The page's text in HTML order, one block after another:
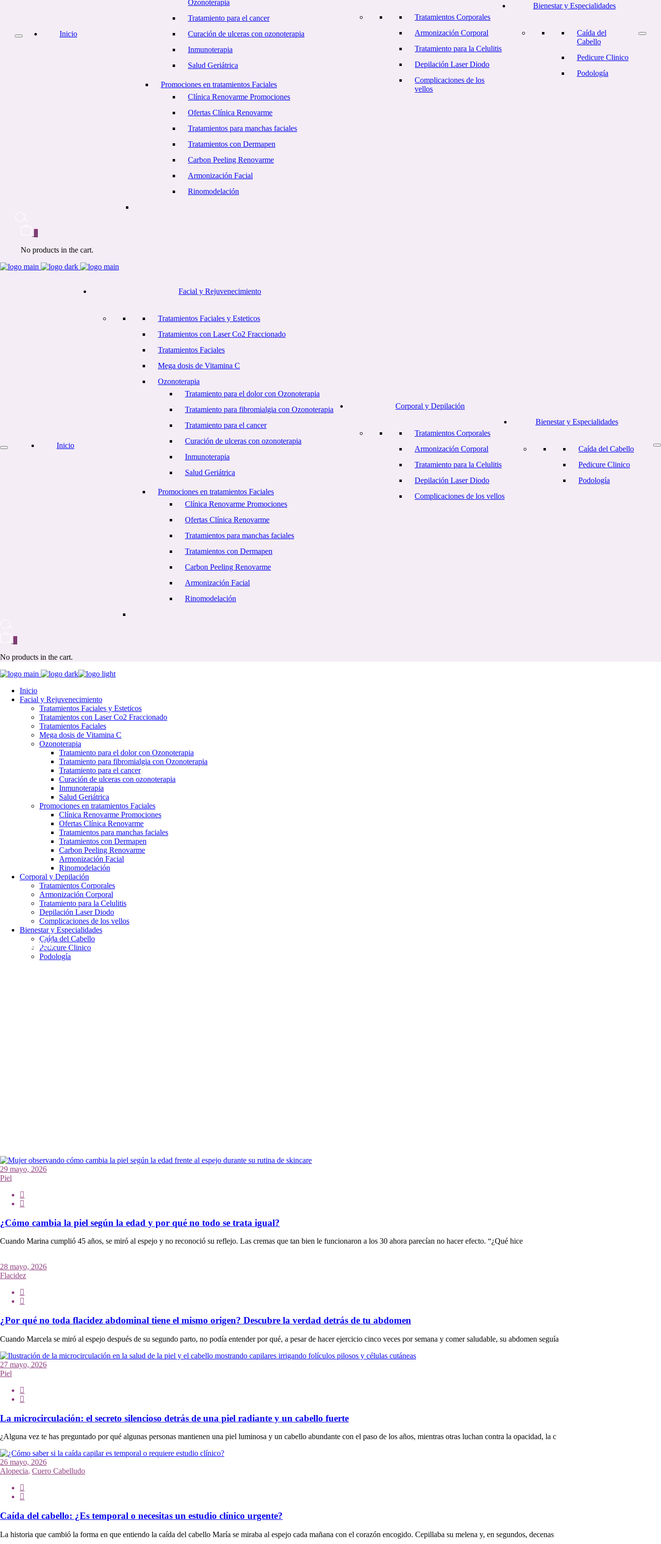
Inicio
Ozonoterapia
Tratamiento para el cancer
Curación de ulceras con ozonoterapia
Inmunoterapia
Salud Geriátrica
Promociones en tratamientos Faciales
Clínica Renovarme Promociones
Ofertas Clínica Renovarme
Tratamientos para manchas faciales
Tratamientos con Dermapen
Carbon Peeling Renovarme
Armonización Facial
Rinomodelación
Tratamientos Corporales
Armonización Corporal
Tratamiento para la Celulitis
Depilación Laser Diodo
Complicaciones de los
vellos
Bienestar y Especialidades
Caída del
Cabello
Pedicure Clinico
Podología
0
No products in the cart.
Inicio
Facial y Rejuvenecimiento
Tratamientos Faciales y Esteticos
Tratamientos con Laser Co2 Fraccionado
Tratamientos Faciales
Mega dosis de Vitamina C
Ozonoterapia
Tratamiento para el dolor con Ozonoterapia
Tratamiento para fibromialgia con Ozonoterapia
Tratamiento para el cancer
Curación de ulceras con ozonoterapia
Inmunoterapia
Salud Geriátrica
Promociones en tratamientos Faciales
Clínica Renovarme Promociones
Ofertas Clínica Renovarme
Tratamientos para manchas faciales
Tratamientos con Dermapen
Carbon Peeling Renovarme
Armonización Facial
Rinomodelación
Corporal y Depilación
Tratamientos Corporales
Armonización Corporal
Tratamiento para la Celulitis
Depilación Laser Diodo
Complicaciones de los vellos
Bienestar y Especialidades
Caída del Cabello
Pedicure Clinico
Podología
0
No products in the cart.
Inicio
Facial y Rejuvenecimiento
Tratamientos Faciales y Esteticos
Tratamientos con Laser Co2 Fraccionado
Tratamientos Faciales
Mega dosis de Vitamina C
Ozonoterapia
Tratamiento para el dolor con Ozonoterapia
Tratamiento para fibromialgia con Ozonoterapia
Tratamiento para el cancer
Curación de ulceras con ozonoterapia
Inmunoterapia
Salud Geriátrica
Promociones en tratamientos Faciales
Clínica Renovarme Promociones
Ofertas Clínica Renovarme
Tratamientos para manchas faciales
Tratamientos con Dermapen
Carbon Peeling Renovarme
Armonización Facial
Rinomodelación
Corporal y Depilación
Tratamientos Corporales
Armonización Corporal
Tratamiento para la Celulitis
Depilación Laser Diodo
Complicaciones de los vellos
Bienestar y Especialidades
Caída del Cabello
Pedicure Clinico
Podología
mayo 2026
29 mayo, 2026
Piel
¿Cómo cambia la piel según la edad y por qué no todo se trata igual?
Cuando Marina cumplió 45 años, se miró al espejo y no reconoció su reflejo. Las cremas que tan bien le funcionaron a los 30 ahora parecían no hacer efecto. “¿Qué hice
28 mayo, 2026
Flacidez
¿Por qué no toda flacidez abdominal tiene el mismo origen? Descubre la verdad detrás de tu abdomen
Cuando Marcela se miró al espejo después de su segundo parto, no podía entender por qué, a pesar de hacer ejercicio cinco veces por semana y comer saludable, su abdomen seguía
27 mayo, 2026
Piel
La microcirculación: el secreto silencioso detrás de una piel radiante y un cabello fuerte
¿Alguna vez te has preguntado por qué algunas personas mantienen una piel luminosa y un cabello abundante con el paso de los años, mientras otras luchan contra la opacidad, la c
26 mayo, 2026
Alopecia, Cuero Cabelludo
Caída del cabello: ¿Es temporal o necesitas un estudio clínico urgente?
La historia que cambió la forma en que entiendo la caída del cabello María se miraba al espejo cada mañana con el corazón encogido. Cepillaba su melena y, en segundos, decenas